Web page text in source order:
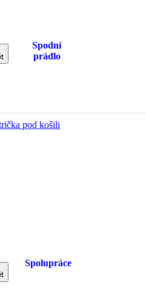
Spodní
prádlo
pod košili
Spolupráce